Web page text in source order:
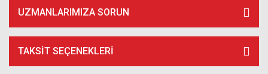
UZMANLARIMIZA SORUN
TAKSIT SEÇENEKLERI